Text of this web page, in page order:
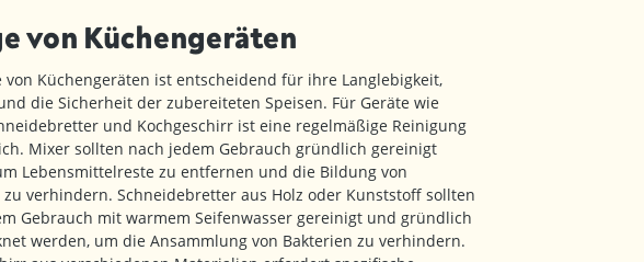
von Küchengeräten
von Küchengeräten ist entscheidend für ihre Langlebigkeit,
die Sicherheit der zubereiteten Speisen. Für Geräte wie
und Kochgeschirr ist eine regelmäßige Reinigung
Mixer sollten nach jedem Gebrauch gründlich gereinigt
Lebensmittelreste zu entfernen und die Bildung von
zu verhindern. Schneidebretter aus Holz oder Kunststoff sollten
Gebrauch mit warmem Seifenwasser gereinigt und gründlich
werden, um die Ansammlung von Bakterien zu verhindern.